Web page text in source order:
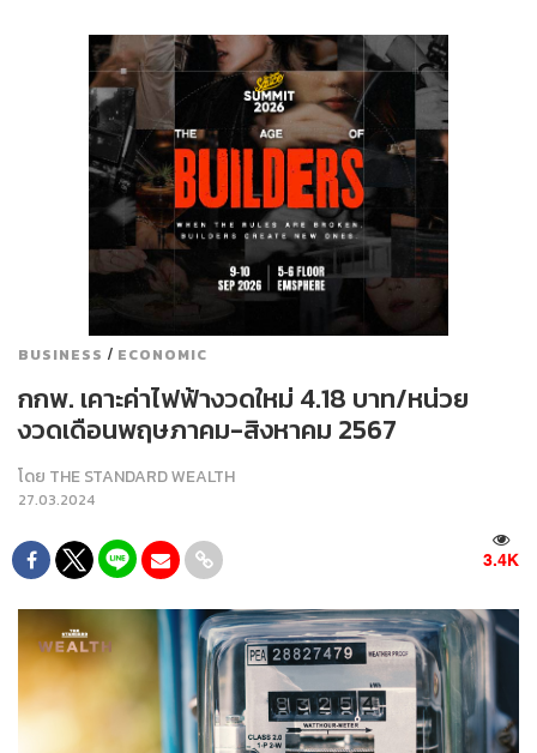
BUSINESS / ECONOMIC
กกพ. เคาะค่าไฟฟ้างวดใหม่ 4.18 บาท/หน่วย
งวดเดือนพฤษภาคม-สิงหาคม 2567
โดย THE STANDARD WEALTH
27.03.2024
3.4K